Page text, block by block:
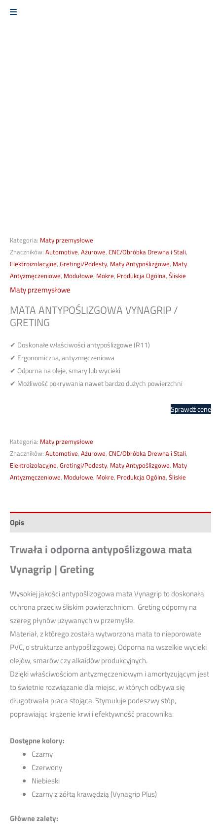
Kategoria: Maty przemysłowe
Znaczników: Automotive, Ażurowe, CNC/Obróbka Drewna i Stali,
Elektroizolacyjne, Gretingi/Podesty, Maty Antypoślizgowe, Maty
Antyzmęczeniowe, Modułowe, Mokre, Produkcja Ogólna, Śliskie
Maty przemysłowe
MATA ANTYPOŚLIZGOWA VYNAGRIP /
GRETING
✔ Doskonałe właściwości antypoślizgowe (R11)
✔ Ergonomiczna, antyzmęczeniowa
✔ Odporna na oleje, smary lub wycieki
✔ Możliwość pokrywania nawet bardzo dużych powierzchni
Sprawdź cenę
Kategoria: Maty przemysłowe
Znaczników: Automotive, Ażurowe, CNC/Obróbka Drewna i Stali,
Elektroizolacyjne, Gretingi/Podesty, Maty Antypoślizgowe, Maty
Antyzmęczeniowe, Modułowe, Mokre, Produkcja Ogólna, Śliskie
Opis
Trwała i odporna antypoślizgowa mata
Vynagrip | Greting
Wysokiej jakości antypoślizogowa mata Vynagrip to doskonała
ochrona przeciw śliskim powierzchniom. Greting odporny na
szereg płynów używanych w przemyśle.
Materiał, z którego została wytworzona mata to nieporowate
PVC, o strukturze antypoślizgowej. Odporna na wszelkie wycieki
olejów, smarów czy alkaidów produkcyjnych.
Dzięki właściwościom antyzmęczeniowym i amortyzującym jest
to świetnie rozwiązanie dla miejsc, w których odbywa się
długotrwała praca stojąca. Stymuluje podeszwy stóp,
poprawiając krążenie krwi i efektywność pracownika.
Dostępne kolory:
Czarny
Czerwony
Niebieski
Czarny z żółtą krawędzią (Vynagrip Plus)
Główne zalety: